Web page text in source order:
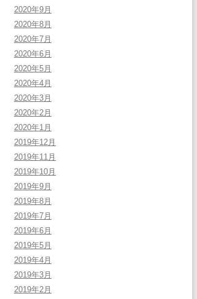
2020年9月
2020年8月
2020年7月
2020年6月
2020年5月
2020年4月
2020年3月
2020年2月
2020年1月
2019年12月
2019年11月
2019年10月
2019年9月
2019年8月
2019年7月
2019年6月
2019年5月
2019年4月
2019年3月
2019年2月